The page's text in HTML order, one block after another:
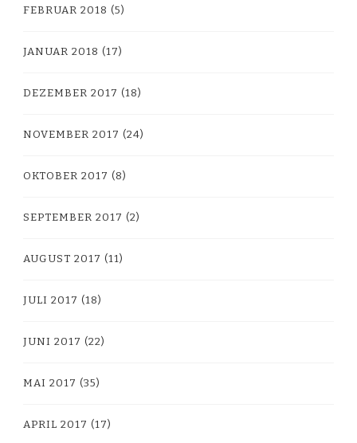
FEBRUAR 2018 (5)
JANUAR 2018 (17)
DEZEMBER 2017 (18)
NOVEMBER 2017 (24)
OKTOBER 2017 (8)
SEPTEMBER 2017 (2)
AUGUST 2017 (11)
JULI 2017 (18)
JUNI 2017 (22)
MAI 2017 (35)
APRIL 2017 (17)